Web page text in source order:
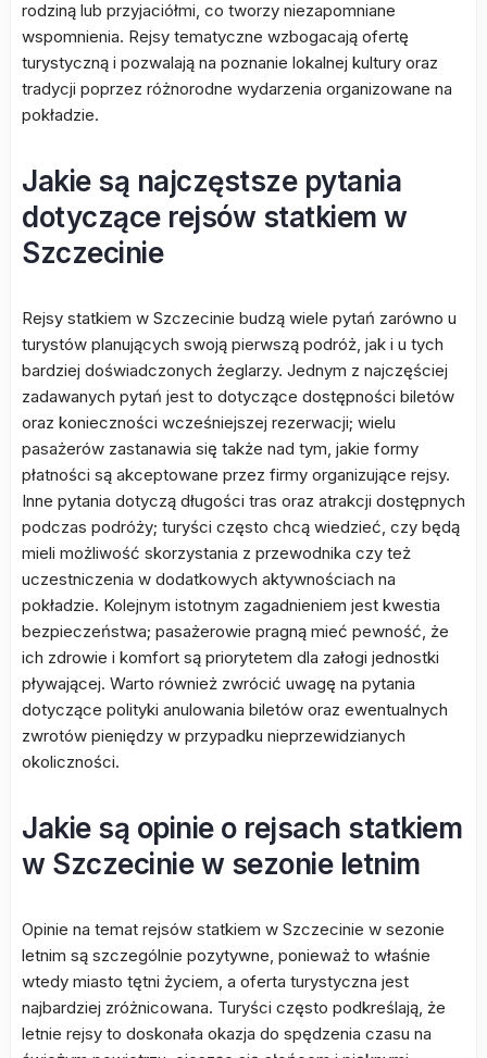
rodziną lub przyjaciółmi, co tworzy niezapomniane
wspomnienia. Rejsy tematyczne wzbogacają ofertę
turystyczną i pozwalają na poznanie lokalnej kultury oraz
tradycji poprzez różnorodne wydarzenia organizowane na
pokładzie.
Jakie są najczęstsze pytania
dotyczące rejsów statkiem w
Szczecinie
Rejsy statkiem w Szczecinie budzą wiele pytań zarówno u
turystów planujących swoją pierwszą podróż, jak i u tych
bardziej doświadczonych żeglarzy. Jednym z najczęściej
zadawanych pytań jest to dotyczące dostępności biletów
oraz konieczności wcześniejszej rezerwacji; wielu
pasażerów zastanawia się także nad tym, jakie formy
płatności są akceptowane przez firmy organizujące rejsy.
Inne pytania dotyczą długości tras oraz atrakcji dostępnych
podczas podróży; turyści często chcą wiedzieć, czy będą
mieli możliwość skorzystania z przewodnika czy też
uczestniczenia w dodatkowych aktywnościach na
pokładzie. Kolejnym istotnym zagadnieniem jest kwestia
bezpieczeństwa; pasażerowie pragną mieć pewność, że
ich zdrowie i komfort są priorytetem dla załogi jednostki
pływającej. Warto również zwrócić uwagę na pytania
dotyczące polityki anulowania biletów oraz ewentualnych
zwrotów pieniędzy w przypadku nieprzewidzianych
okoliczności.
Jakie są opinie o rejsach statkiem
w Szczecinie w sezonie letnim
Opinie na temat rejsów statkiem w Szczecinie w sezonie
letnim są szczególnie pozytywne, ponieważ to właśnie
wtedy miasto tętni życiem, a oferta turystyczna jest
najbardziej zróżnicowana. Turyści często podkreślają, że
letnie rejsy to doskonała okazja do spędzenia czasu na